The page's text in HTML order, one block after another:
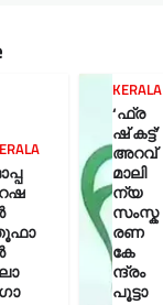
KERALA
‘ഫ്ര
ഷ് കട്ട്’
അറവ്
മാലി
ന്യ
സംസ്ക
രണ
കേ
ന്ദ്രം
പൂട്ടാ